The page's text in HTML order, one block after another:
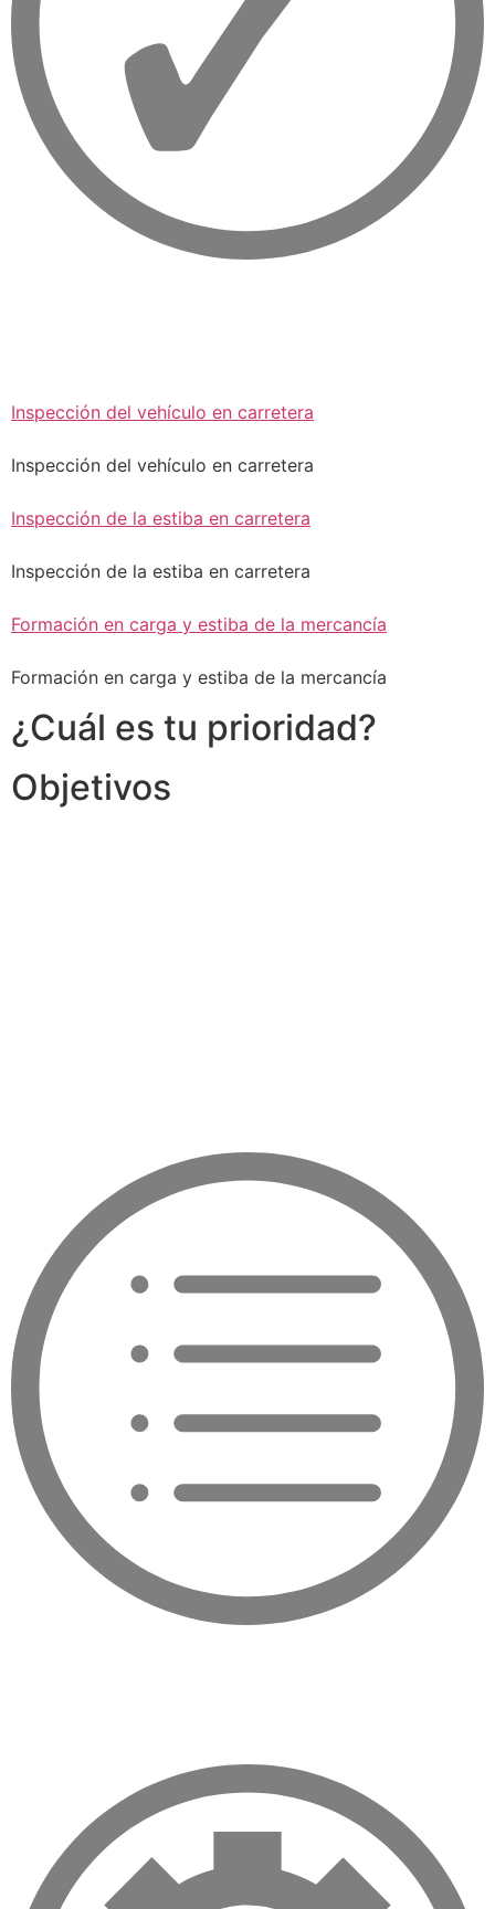
Inspección del vehículo en carretera
Inspección del vehículo en carretera
Inspección de la estiba en carretera
Inspección de la estiba en carretera
Formación en carga y estiba de la mercancía
Formación en carga y estiba de la mercancía
¿Cuál es tu prioridad?
Objetivos